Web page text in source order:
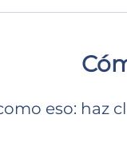
eso: haz